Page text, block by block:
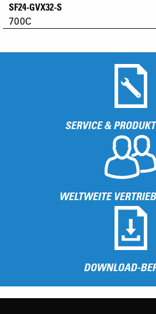
SF24-GVX32-S
700C
SERVICE &
WELTWEITE
DOWNLOAD-